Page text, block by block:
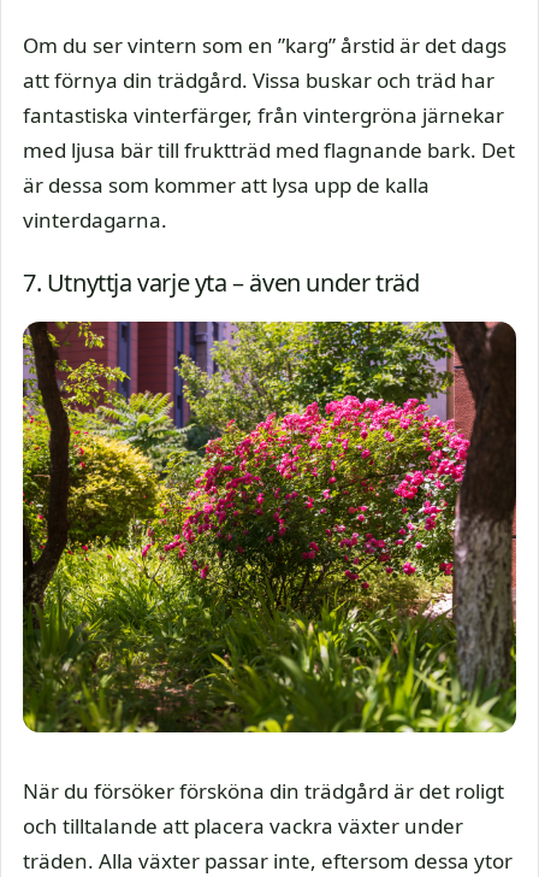
Om du ser vintern som en ”karg” årstid är det dags
att förnya din trädgård. Vissa buskar och träd har
fantastiska vinterfärger, från vintergröna järnekar
med ljusa bär till fruktträd med flagnande bark. Det
är dessa som kommer att lysa upp de kalla
vinterdagarna.
7. Utnyttja varje yta – även under träd
När du försöker försköna din trädgård är det roligt
och tilltalande att placera vackra växter under
träden. Alla växter passar inte, eftersom dessa ytor